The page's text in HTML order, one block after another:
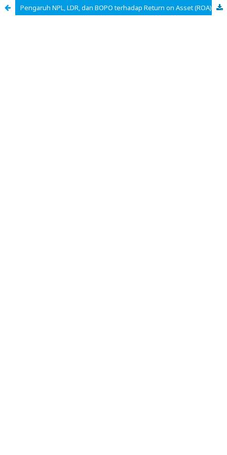
Pengaruh NPL, LDR, dan BOPO terhadap Return on Asset (ROA) Perbankan di Indonesia Tahun 2017 -2021 (Studi Kasus Perbankan yang Terdaftar di Bursa Efek Indonesia)